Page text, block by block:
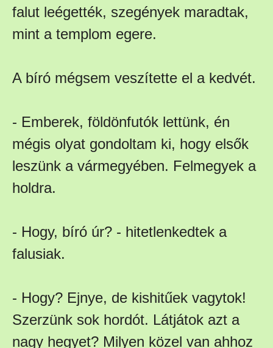
falut leégették, szegények maradtak,
mint a templom egere.
A bíró mégsem veszítette el a kedvét.
- Emberek, földönfutók lettünk, én
mégis olyat gondoltam ki, hogy elsők
leszünk a vármegyében. Felmegyek a
holdra.
- Hogy, bíró úr? - hitetlenkedtek a
falusiak.
- Hogy? Ejnye, de kishitűek vagytok!
Szerzünk sok hordót. Látjátok azt a
nagy hegyet? Milyen közel van ahhoz